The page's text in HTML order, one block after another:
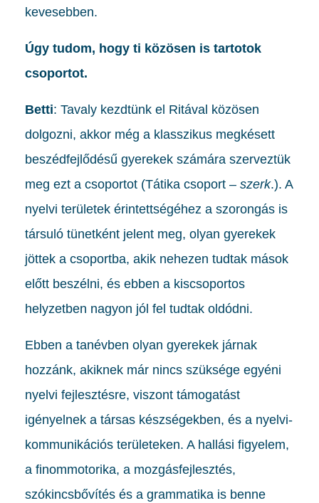
kevesebben.
Úgy tudom, hogy ti közösen is tartotok
csoportot.
Betti: Tavaly kezdtünk el Ritával közösen
dolgozni, akkor még a klasszikus megkésett
beszédfejlődésű gyerekek számára szerveztük
meg ezt a csoportot (Tátika csoport – szerk.). A
nyelvi területek érintettségéhez a szorongás is
társuló tünetként jelent meg, olyan gyerekek
jöttek a csoportba, akik nehezen tudtak mások
előtt beszélni, és ebben a kiscsoportos
helyzetben nagyon jól fel tudtak oldódni.
Ebben a tanévben olyan gyerekek járnak
hozzánk, akiknek már nincs szüksége egyéni
nyelvi fejlesztésre, viszont támogatást
igényelnek a társas készségekben, és a nyelvi-
kommunikációs területeken. A hallási figyelem,
a finommotorika, a mozgásfejlesztés,
szókincsbővítés és a grammatika is benne